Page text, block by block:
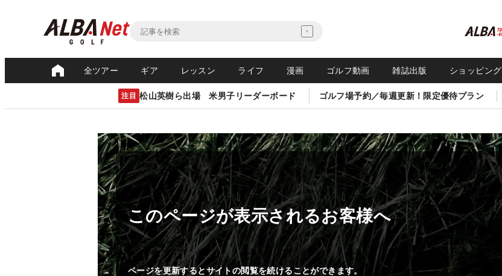
全ツアー ギア レッスン ライフ 漫画 ゴルフ動画 雑誌出版 ショッピング
注目 松山英樹ら出場 米男子リーダーボード ゴルフ場予約／毎週更新！限定優待プラン
このページが表示されるお客様へ
ページを更新するとサイトの閲覧を続けることができます。